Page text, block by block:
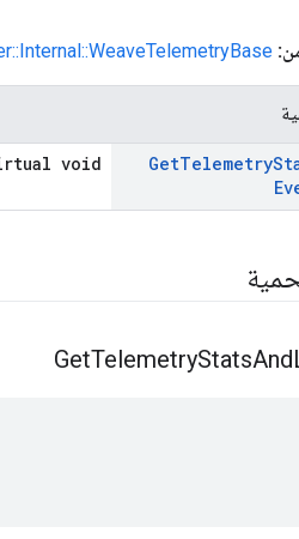
GetTelemetry
void
GetTelemetryStatsAnd